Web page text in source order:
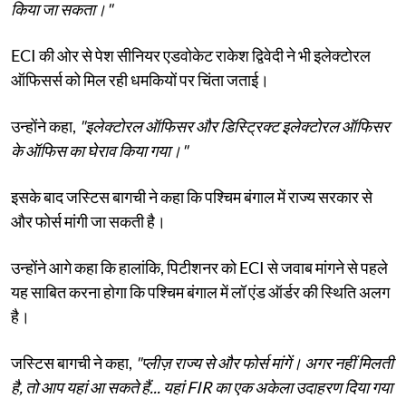
किया जा सकता।"
ECI की ओर से पेश सीनियर एडवोकेट राकेश द्विवेदी ने भी इलेक्टोरल
ऑफिसर्स को मिल रही धमकियों पर चिंता जताई।
उन्होंने कहा, "इलेक्टोरल ऑफिसर और डिस्ट्रिक्ट इलेक्टोरल ऑफिसर
के ऑफिस का घेराव किया गया।"
इसके बाद जस्टिस बागची ने कहा कि पश्चिम बंगाल में राज्य सरकार से
और फोर्स मांगी जा सकती है।
उन्होंने आगे कहा कि हालांकि, पिटीशनर को ECI से जवाब मांगने से पहले
यह साबित करना होगा कि पश्चिम बंगाल में लॉ एंड ऑर्डर की स्थिति अलग
है।
जस्टिस बागची ने कहा, "प्लीज़ राज्य से और फोर्स मांगें। अगर नहीं मिलती
है, तो आप यहां आ सकते हैं... यहां FIR का एक अकेला उदाहरण दिया गया